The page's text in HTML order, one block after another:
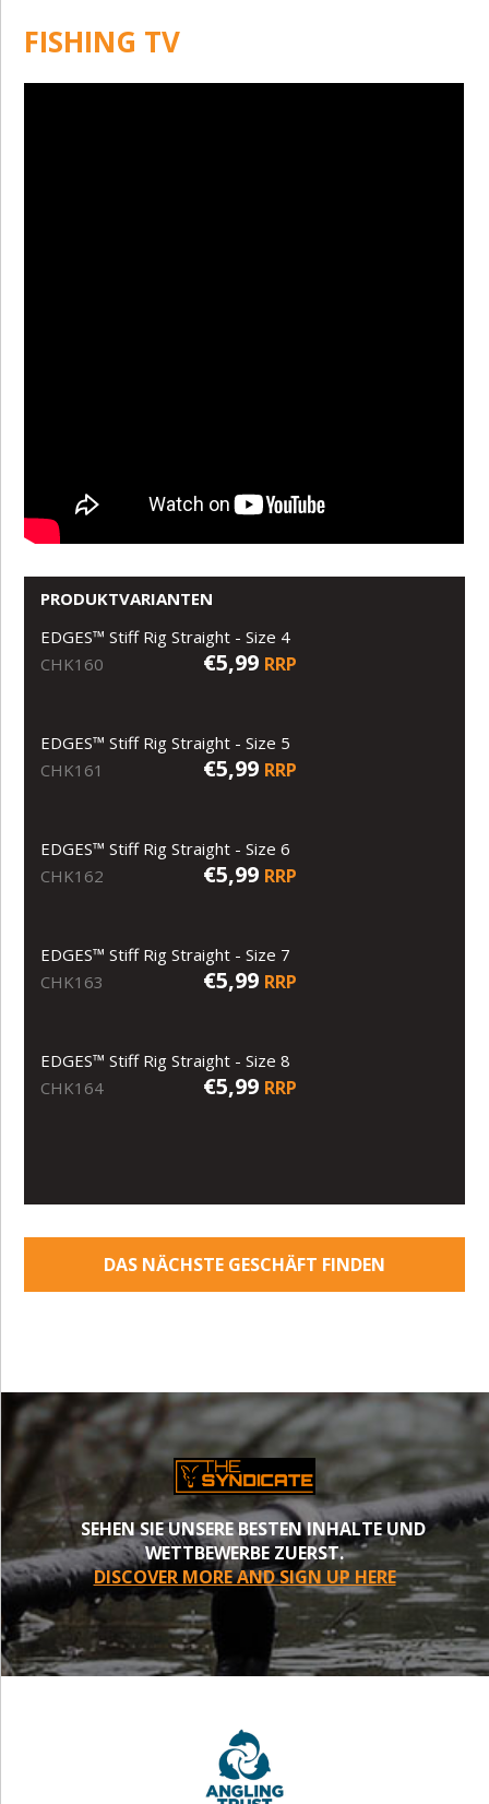
FISHING TV
PRODUKTVARIANTEN
EDGES™ Stiff Rig Straight - Size 4
CHK160
€5,99 RRP
EDGES™ Stiff Rig Straight - Size 5
CHK161
€5,99 RRP
EDGES™ Stiff Rig Straight - Size 6
CHK162
€5,99 RRP
EDGES™ Stiff Rig Straight - Size 7
CHK163
€5,99 RRP
EDGES™ Stiff Rig Straight - Size 8
CHK164
€5,99 RRP
DAS NÄCHSTE GESCHÄFT FINDEN
SEHEN SIE UNSERE BESTEN INHALTE UND
WETTBEWERBE ZUERST.
DISCOVER MORE AND SIGN UP HERE